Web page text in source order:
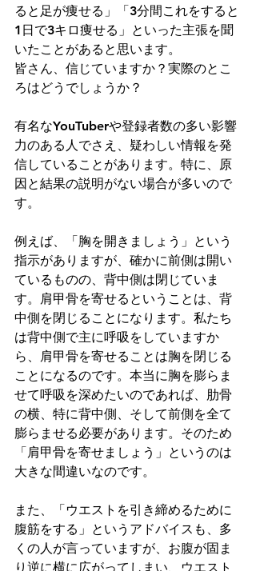
ると足が痩せる」「3分間これをすると
1日で3キロ痩せる」といった主張を聞
いたことがあると思います。
皆さん、信じていますか？実際のとこ
ろはどうでしょうか？
有名なYouTuberや登録者数の多い影響
力のある人でさえ、疑わしい情報を発
信していることがあります。特に、原
因と結果の説明がない場合が多いので
す。
例えば、「胸を開きましょう」という
指示がありますが、確かに前側は開い
ているものの、背中側は閉じていま
す。肩甲骨を寄せるということは、背
中側を閉じることになります。私たち
は背中側で主に呼吸をしていますか
ら、肩甲骨を寄せることは胸を閉じる
ことになるのです。本当に胸を膨らま
せて呼吸を深めたいのであれば、肋骨
の横、特に背中側、そして前側を全て
膨らませる必要があります。そのため
「肩甲骨を寄せましょう」というのは
大きな間違いなのです。
また、「ウエストを引き締めるために
腹筋をする」というアドバイスも、多
くの人が言っていますが、お腹が固ま
り逆に横に広がってしまい、ウエスト